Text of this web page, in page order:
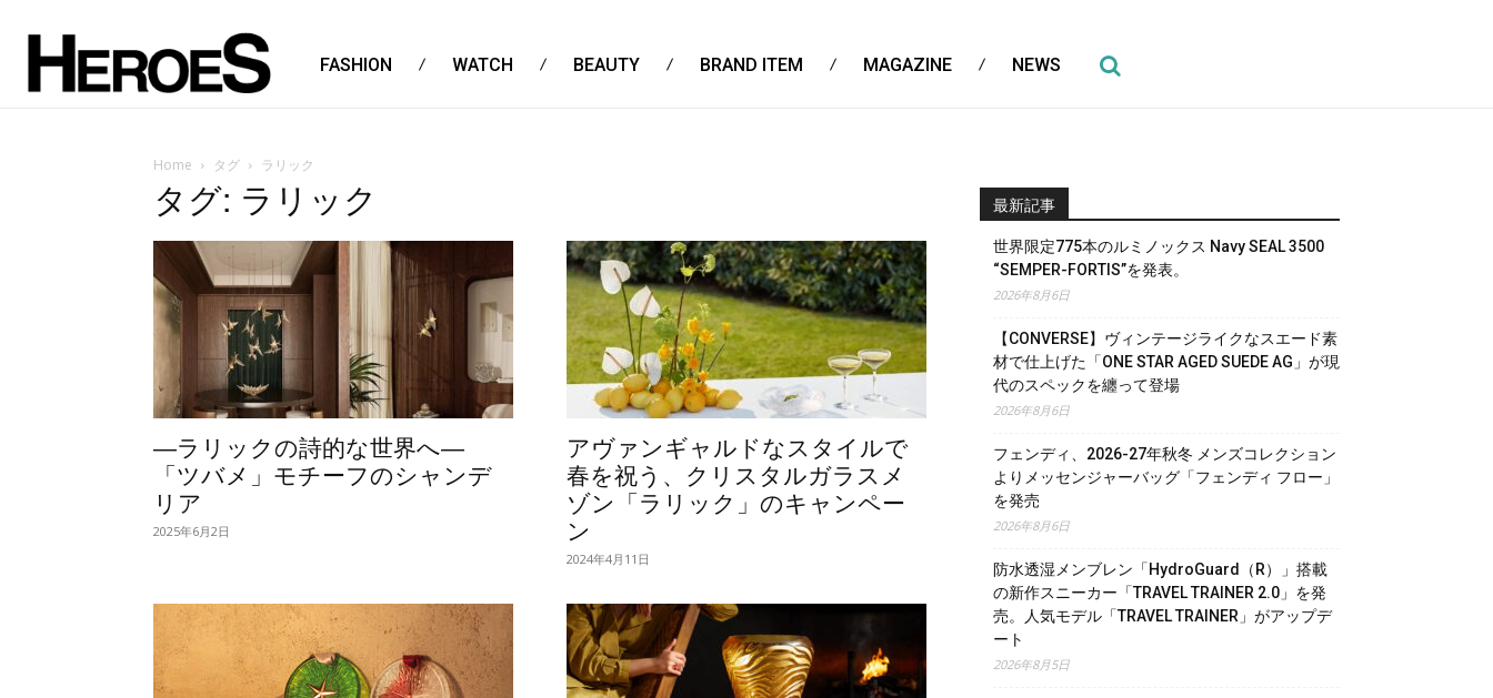
FASHION WATCH BEAUTY BRAND ITEM MAGAZINE NEWS
Home タグ ラリック
タグ: ラリック
―ラリックの詩的な世界へ―
「ツバメ」モチーフのシャンデ
リア
2025年6月2日
アヴァンギャルドなスタイルで
春を祝う、クリスタルガラスメ
ゾン「ラリック」のキャンペー
ン
2024年4月11日
最新記事
世界限定775本のルミノックス Navy SEAL 3500
“SEMPER-FORTIS”を発表。
2026年8月6日
【CONVERSE】ヴィンテージライクなスエード素
材で仕上げた「ONE STAR AGED SUEDE AG」が現
代のスペックを纏って登場
2026年8月6日
フェンディ、2026-27年秋冬 メンズコレクション
よりメッセンジャーバッグ「フェンディ フロー」
を発売
2026年8月6日
防水透湿メンブレン「HydroGuard（R）」搭載
の新作スニーカー「TRAVEL TRAINER 2.0」を発
売。人気モデル「TRAVEL TRAINER」がアップデ
ート
2026年8月5日